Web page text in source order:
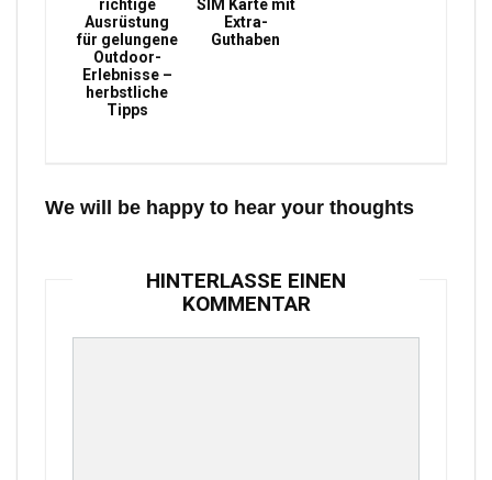
richtige
Ausrüstung
für gelungene
Outdoor-
Erlebnisse –
herbstliche
Tipps
SIM Karte mit
Extra-
Guthaben
We will be happy to hear your thoughts
HINTERLASSE EINEN
KOMMENTAR